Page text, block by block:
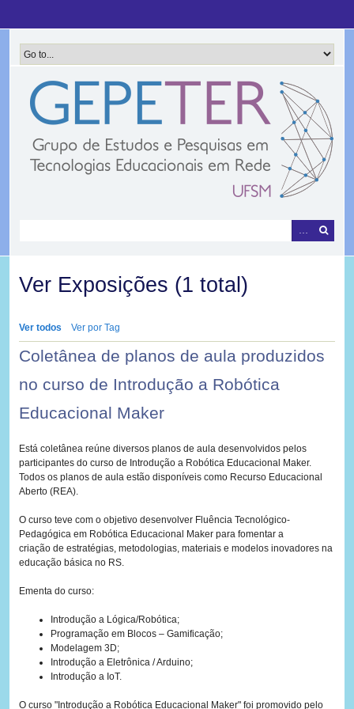
conteúdo
principal
Ver Exposições (1 total)
Ver todos Ver por Tag
Coletânea de planos de aula produzidos
no curso de Introdução a Robótica
Educacional Maker
Está coletânea reúne diversos planos de aula desenvolvidos pelos
participantes do curso de Introdução a Robótica Educacional Maker.
Todos os planos de aula estão disponíveis como Recurso Educacional
Aberto (REA).
O curso teve com o objetivo desenvolver Fluência Tecnológico-
Pedagógica em Robótica Educacional Maker para fomentar a
criação de estratégias, metodologias, materiais e modelos inovadores na
educação básica no RS.
Ementa do curso:
Introdução a Lógica/Robótica;
Programação em Blocos – Gamificação;
Modelagem 3D;
Introdução a Eletrônica / Arduino;
Introdução a IoT.
O curso "Introdução a Robótica Educacional Maker" foi promovido pelo